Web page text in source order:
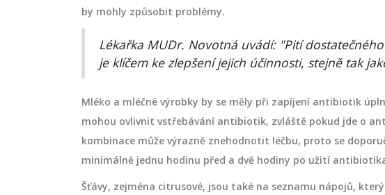
by mohly způsobit problémy.
Lékařka MUDr. Novotná uvádí: "Pití
je klíčem ke zlepšení jejich účinnosti, stejně tak
Mléko a mléčné výrobky by se měly při zapíjení antibiotik
mohou ovlivnit vstřebávání antibiotik, zvláště pokud jde o
kombinace může výrazně znehodnotit léčbu, proto se
minimálně jednu hodinu před a dvě hodiny po užití
Šťávy, zejména citrusové, jsou také na seznamu nápojů,